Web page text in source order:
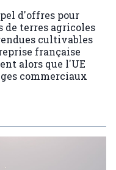
d'offres pour
de terres agricoles
cultivables
française
alors que l'UE
commerciaux